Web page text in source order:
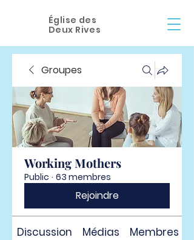
Église des
Deux Rives
Groupes
Working Mothers
Public · 63 membres
Rejoindre
Discussion Médias Membres